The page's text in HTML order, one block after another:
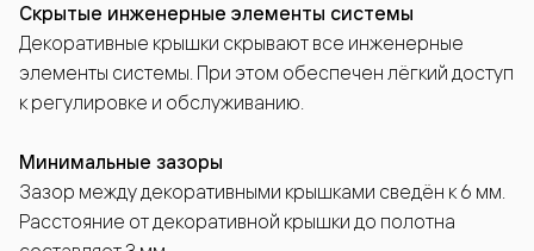
Скрытые инженерные элементы системы
Декоративные крышки скрывают все инженерные
элементы системы. При этом обеспечен лёгкий доступ
к регулировке и обслуживанию.
Минимальные зазоры
Зазор между декоративными крышками сведён к 6 мм.
Расстояние от декоративной крышки до полотна